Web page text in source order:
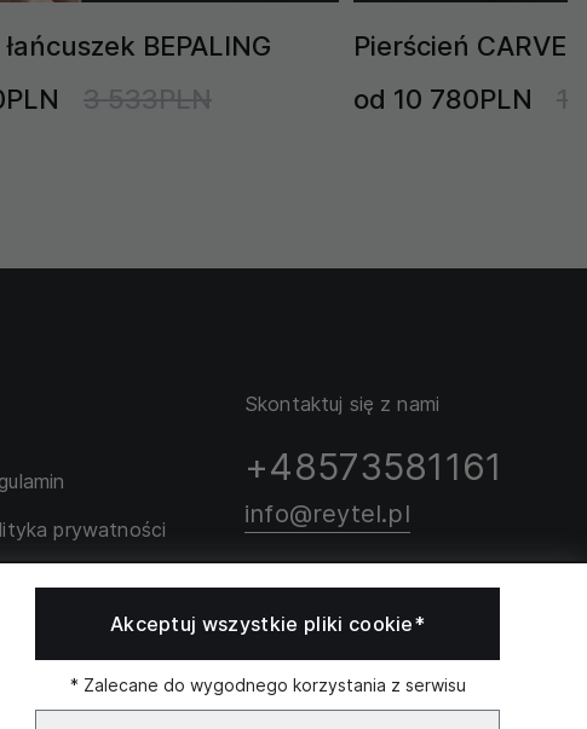
BEPALING
3 533PLN
Pierścień
od 10 780PLN
prywatności
Skontaktuj się z nami
+48573581161
info@reytel.pl
Akceptuj wszystkie pliki cookie*
* Zalecane do wygodnego korzystania z serwisu